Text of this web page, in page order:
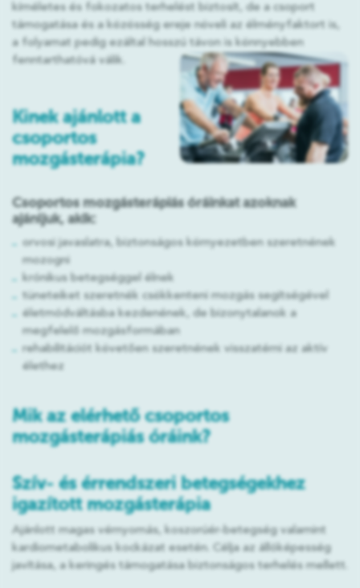
kíméletes és fokozatos terhelést biztosít, de a csoport
támogatása és a közösség ereje növeli az élményfaktort is,
a folyamat pedig ezáltal hosszú távon is könnyebben
fenntarthatóvá válik.
Kinek ajánlott a
csoportos
mozgásterápia?
Csoportos mozgásterápiás óráinkat azoknak
ajánljuk, akik:
orvosi javaslatra, biztonságos környezetben szeretnének
mozogni
krónikus betegséggel élnek
tüneteiket szeretnék csökkenteni mozgás segítségével
életmódváltásba kezdenének, de bizonytalanok a
megfelelő mozgásformában
rehabilitációt követően szeretnének visszatérni az aktív
élethez
Mik az elérhető csoportos
mozgásterápiás óráink?
Szív- és érrendszeri betegségekhez
igazított mozgásterápia
Ajánlott magas vérnyomás, koszorúér-betegség valamint
kardiometabolikus kockázat esetén. Célja az állóképesség
javítása, a keringés támogatása biztonságos terhelés mellett.